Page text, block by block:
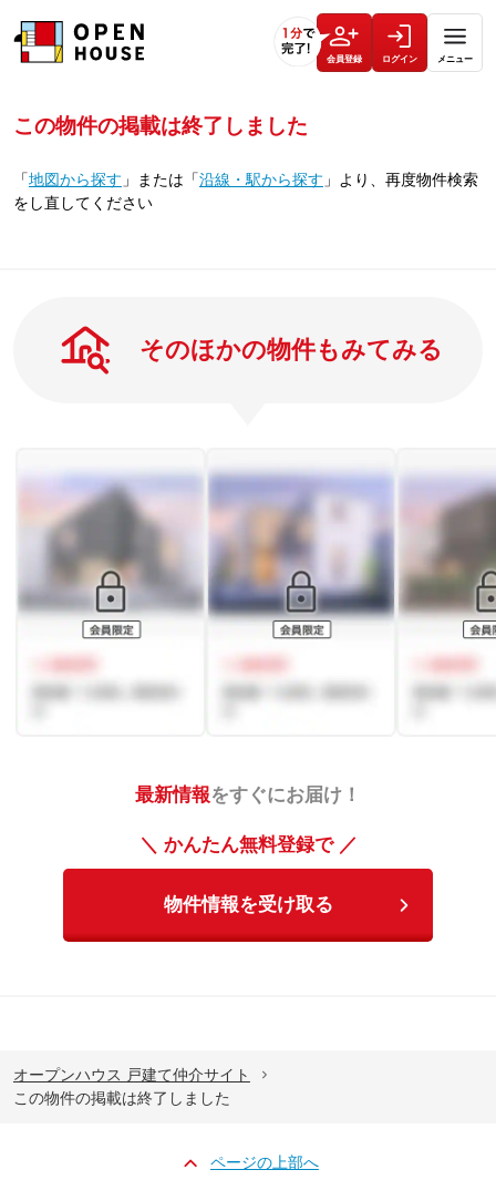
会員登録 ログイン メニュー
この物件の掲載は終了しました
「地図から探す 」 または 「沿線・駅から探す 」 より、再度物件検索
をし直してください
そのほかの物件もみてみる
最新情報をすぐにお届け！
＼ かんたん無料登録で ／
物件情報を受け取る
オープンハウス 戸建て仲介サイト
この物件の掲載は終了しました
ページの上部へ